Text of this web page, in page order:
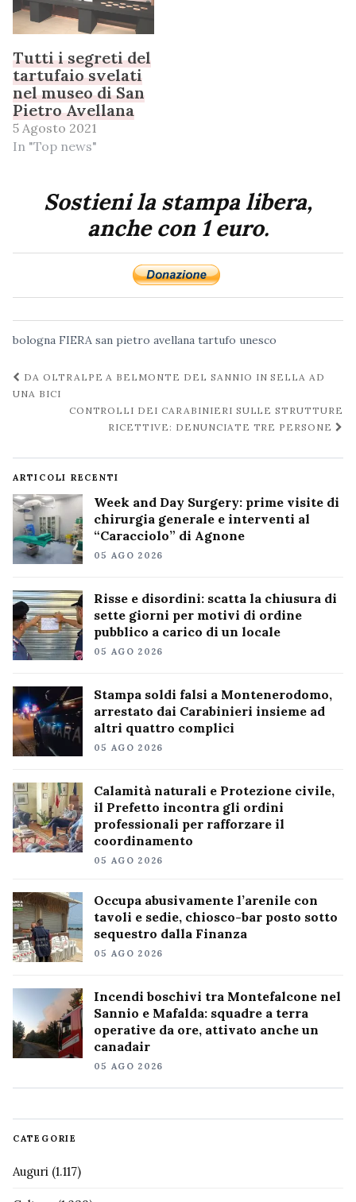
Tutti i segreti del
tartufaio svelati
nel museo di San
Pietro Avellana
5 Agosto 2021
In "Top news"
Sostieni la stampa libera,
anche con 1 euro.
bologna FIERA san pietro avellana tartufo unesco
Navigazione
post
DA OLTRALPE A BELMONTE DEL SANNIO IN SELLA AD
UNA BICI
CONTROLLI DEI CARABINIERI SULLE STRUTTURE
RICETTIVE: DENUNCIATE TRE PERSONE
ARTICOLI RECENTI
Week and Day Surgery: prime visite di
chirurgia generale e interventi al
“Caracciolo” di Agnone
05 AGO 2026
Risse e disordini: scatta la chiusura di
sette giorni per motivi di ordine
pubblico a carico di un locale
05 AGO 2026
Stampa soldi falsi a Montenerodomo,
arrestato dai Carabinieri insieme ad
altri quattro complici
05 AGO 2026
Calamità naturali e Protezione civile,
il Prefetto incontra gli ordini
professionali per rafforzare il
coordinamento
05 AGO 2026
Occupa abusivamente l’arenile con
tavoli e sedie, chiosco-bar posto sotto
sequestro dalla Finanza
05 AGO 2026
Incendi boschivi tra Montefalcone nel
Sannio e Mafalda: squadre a terra
operative da ore, attivato anche un
canadair
05 AGO 2026
CATEGORIE
Auguri (1.117)